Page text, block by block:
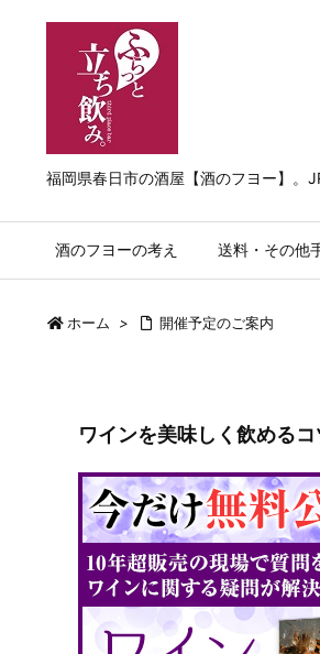
福岡県春日市の酒屋【酒のフヨー】。
酒のフヨーの考え 送料・その他
ホーム > 開催予定のご案内
ワインを美味しく飲めるコ